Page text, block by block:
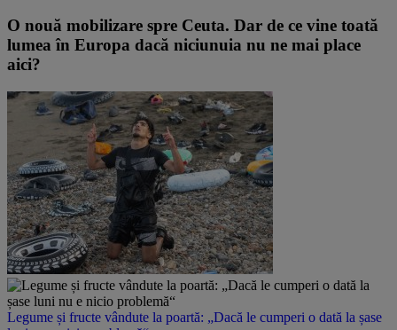
O nouă mobilizare spre Ceuta. Dar de ce vine toată
lumea în Europa dacă niciunuia nu ne mai place
aici?
Legume și fructe vândute la poartă: „Dacă le cumperi o dată la șase